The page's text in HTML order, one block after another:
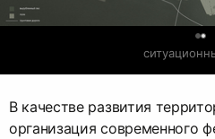
В качестве развития
организация современного